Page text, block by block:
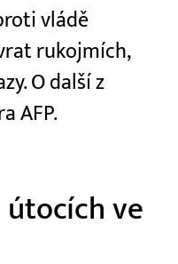
vládě
rukojmích,
O další z
AFP.
útocích ve